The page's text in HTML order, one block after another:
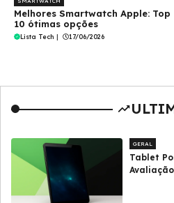
Melhores Smartwatch Apple: Top
10 ótimas opções
Lista Tech | 17/06/2026
GERAL
Tablet